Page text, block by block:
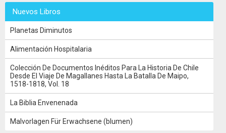
Nuevos Libros
Planetas Diminutos
Alimentación Hospitalaria
Colección De Documentos Inéditos Para La Historia De Chile
Desde El Viaje De Magallanes Hasta La Batalla De Maipo,
1518-1818, Vol. 18
La Biblia Envenenada
Malvorlagen Für Erwachsene (blumen)